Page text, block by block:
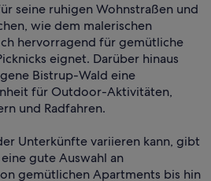
seine ruhigen Wohnstraßen und
wie dem malerischen
hervorragend für gemütliche
eignet. Darüber hinaus
Bistrup-Wald eine
für Outdoor-Aktivitäten,
und Radfahren.
Unterkünfte variieren kann, gibt
gute Auswahl an
gemütlichen Apartments bis hin